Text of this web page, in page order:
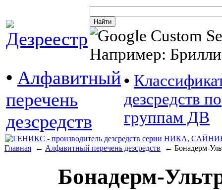
Например:
• Алфавитный
перечень
дезсредств
•
дезсредств по
группам ДВ
Главная ← Алфавитный перечень дезсредств ← Бонадерм-
Бонадерм-